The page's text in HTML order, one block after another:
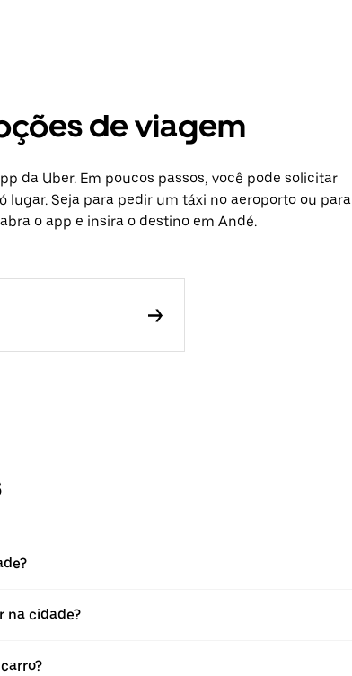
de viagem
da Uber. Em poucos passos, você pode solicitar
lugar. Seja para pedir um táxi no aeroporto ou para
o app e insira o destino em Andé.
na cidade?